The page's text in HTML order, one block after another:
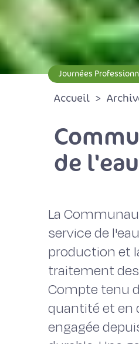
Journées
Accueil
de l'eau
La
service de
production et
traitement des
Compte tenu
quantité et en
engagée